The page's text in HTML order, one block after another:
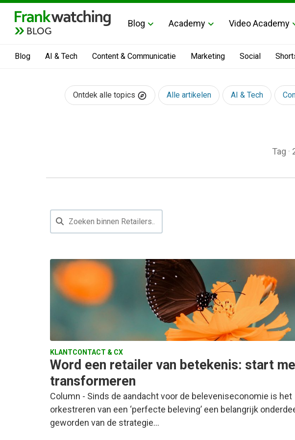
BLOG
Blog Academy Video Academy
Blog AI & Tech Content & Communicatie Marketing Social
Ontdek alle topics Alle artikelen AI & Tech
Tag ·
KLANTCONTACT & CX
Word een retailer van betekenis: start
transformeren
Column - Sinds de aandacht voor de beleveniseconomie is het
orkestreren van een ‘perfecte beleving’ een belangrijk
geworden van de strategie…